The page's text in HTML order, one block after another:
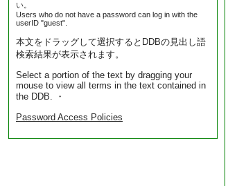
い。
Users who do not have a password can log in with the
userID "guest".
本文をドラッグして選択するとDDBの見出し語
検索結果が表示されます。
Select a portion of the text by dragging your
mouse to view all terms in the text contained in
the DDB. ・
Password Access Policies